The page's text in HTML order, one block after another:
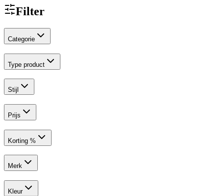
Filter
Categorie
Type product
Stijl
Prijs
Korting %
Merk
Kleur